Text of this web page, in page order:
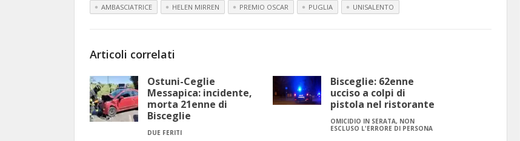
AMBASCIATRICE HELEN MIRREN PREMIO OSCAR PUGLIA UNISALENTO
Articoli correlati
Ostuni-Ceglie
Messapica: incidente,
morta 21enne di
Bisceglie
DUE FERITI
Bisceglie: 62enne
ucciso a colpi di
pistola nel ristorante
OMICIDIO IN SERATA, NON
ESCLUSO L'ERRORE DI PERSONA